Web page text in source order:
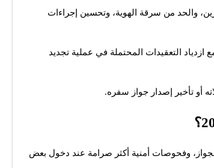
والحد من سرقة الهوية، وتحسين إجراءات
التعقيدات المحتملة في عملية تجديد
أو تأخير إصدار جواز سفره.
وفحوصات أمنية أكثر صرامة عند دخول بعض